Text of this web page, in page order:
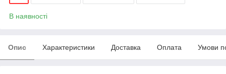
В наявності
Опис Характеристики Доставка Оплата Умови